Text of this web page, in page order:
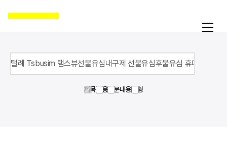
제목내용영문내용유형